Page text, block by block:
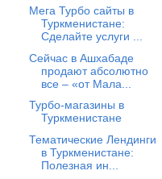
Мега Турбо сайты в
Туркменистане:
Сделайте услуги ...
Сейчас в Ашхабаде
продают абсолютно
все – «от Мала...
Турбо-магазины в
Туркменистане
Тематические Лендинги
в Туркменистане:
Полезная ин...